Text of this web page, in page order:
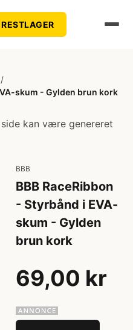
RESTLAGER
/
skum - Gylden brun kork
kan være genereret
BBB
BBB RaceRibbon
- Styrbånd i EVA-
skum - Gylden
brun kork
69,00 kr